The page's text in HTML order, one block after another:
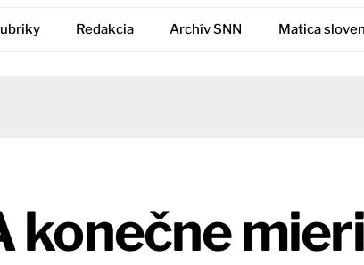
Redakcia Archív SNN Matica
konečne